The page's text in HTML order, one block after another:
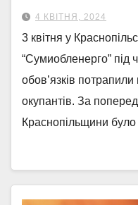
4 КВІТНЯ, 2024
3 квітня у
“Сумиобленерго” під
обов’язків потрапили
окупантів. За
Краснопільщини